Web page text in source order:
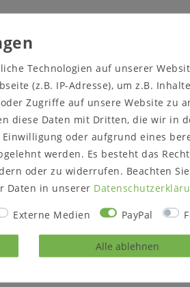
geölt
weiß gelaugt geölt
Holz:
Die
Technologien auf unserer
(z.B. IP-Adresse), um z.B.
Zugriffe auf unsere Website zu
diese Daten mit Dritten, die wir in
oder aufgrund eines
werden. Es besteht das
oder zu widerrufen. Beachten
Daten in unserer
Externe Medien PayPal
Alle ablehnen